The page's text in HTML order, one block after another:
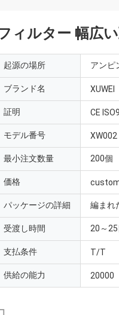
ィルター 幅広
起源の場所 アンピ
ブランド名 XUWEI
証明 CE
モデル番号 XW002
最小注文数量 200個
価格
パッケージの詳細 編まれ
受渡し時間 20～25
支払条件 T/T
供給の能力 20000